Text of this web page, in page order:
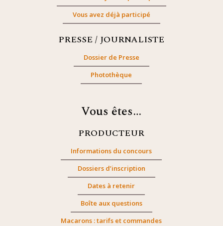
Vous avez déjà participé
PRESSE / JOURNALISTE
Dossier de Presse
Photothèque
Vous êtes…
PRODUCTEUR
Informations du concours
Dossiers d’inscription
Dates à retenir
Boîte aux questions
Macarons : tarifs et commandes